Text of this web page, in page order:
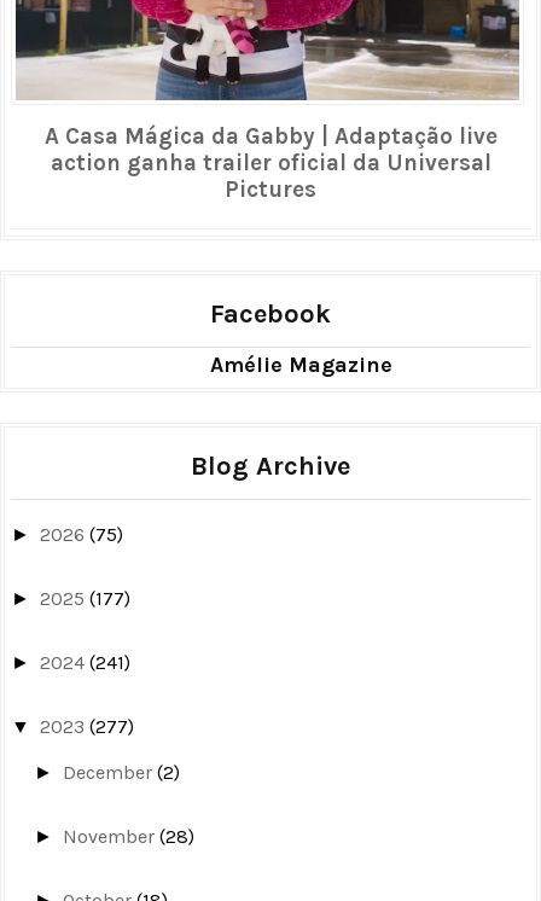
A Casa Mágica da Gabby | Adaptação live
action ganha trailer oficial da Universal
Pictures
Facebook
Amélie Magazine
Blog Archive
► 2026 (75)
► 2025 (177)
► 2024 (241)
▼ 2023 (277)
► December(2)
► November(28)